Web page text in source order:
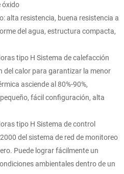
óxido
alta resistencia, buena resistencia a
del agua, estructura compacta,
tipo H Sistema de calefacción
del calor para garantizar la menor
asciende al 80%-90%,
fácil configuración, alta
tipo H Sistema de control
del sistema de red de monitoreo
Puede lograr fácilmente un
ambientales dentro de un